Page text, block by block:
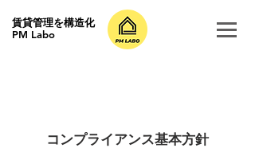
​賃貸管理を構造化
PM Labo
コンプライアンス基本方針